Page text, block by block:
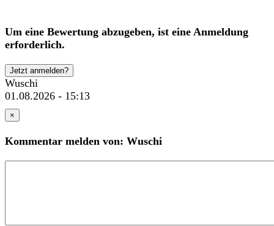
Um eine Bewertung abzugeben, ist eine Anmeldung
erforderlich.
Jetzt anmelden?
Wuschi
01.08.2026 - 15:13
×
Kommentar melden von: Wuschi